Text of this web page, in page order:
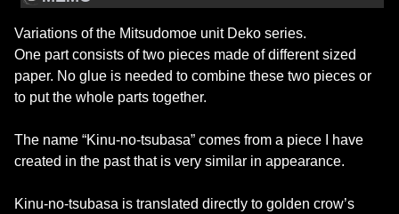
Variations of the Mitsudomoe unit Deko series.
One part consists of two pieces made of different sized
paper. No glue is needed to combine these two pieces or
to put the whole parts together.
The name “Kinu-no-tsubasa” comes from a piece I have
created in the past that is very similar in appearance.
Kinu-no-tsubasa is translated directly to golden crow’s